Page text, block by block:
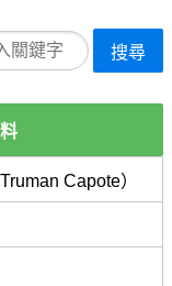
搜尋
Capote）